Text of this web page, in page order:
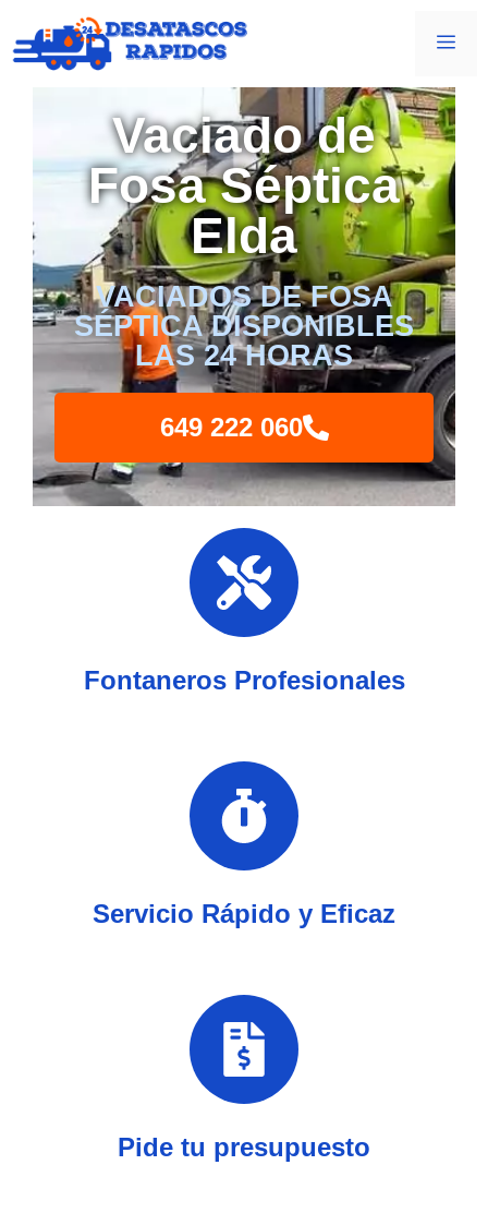
Vaciado de
Fosa Séptica
Elda
VACIADOS DE FOSA
SÉPTICA DISPONIBLES
LAS 24 HORAS
649 222 060
Fontaneros Profesionales
Servicio Rápido y Eficaz
Pide tu presupuesto